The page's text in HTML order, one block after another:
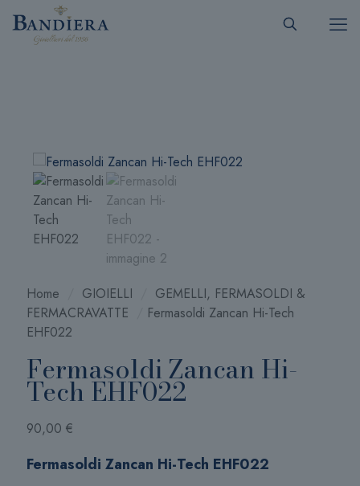
Home GIOIELLI
GEMELLI, FERMASOLDI &
FERMACRAVATTE
Fermasoldi Zancan Hi-Tech
EHF022
Fermasoldi Zancan Hi-
Tech EHF022
90,00 €
Fermasoldi Zancan Hi-Tech EHF022